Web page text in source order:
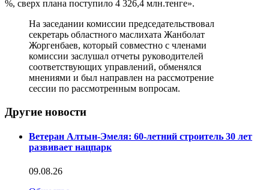
%, сверх плана поступило 4 326,4 млн.тенге».
На заседании комиссии председательствовал
секретарь областного маслихата Жанболат
Жоргенбаев, который совместно с членами
комиссии заслушал отчеты руководителей
соответствующих управлений, обменялся
мнениями и был направлен на рассмотрение
сессии по рассмотренным вопросам.
Другие новости
Ветеран Алтын-Эмеля: 60-летний строитель 30 лет
развивает нацпарк
09.08.26